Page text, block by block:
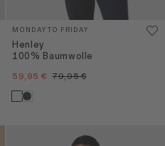
MONDAY TO FRIDAY
Henley
100% Baumwolle
59,95 € 79,95 €